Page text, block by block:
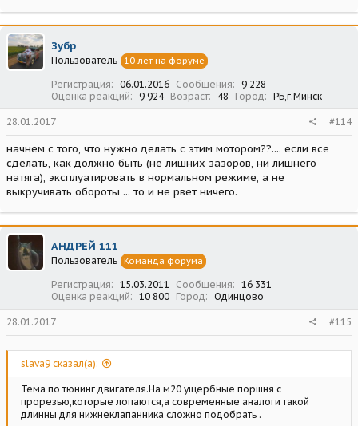
Зубр
Пользователь 10 лет на форуме
Регистрация 06.01.2016 Сообщения
9 228
Оценка реакций
9 924 Возраст 48 Город РБ,г.Минск
28.01.2017 #114
начнем с того, что нужно делать с этим мотором??.... если все
сделать, как должно быть (не лишних зазоров, ни лишнего
натяга), эксплуатировать в нормальном режиме, а не
выкручивать обороты ... то и не рвет ничего.
АНДРЕЙ 111
Пользователь Команда форума
Регистрация 15.03.2011 Сообщения
16 331
Оценка реакций
10 800 Город Одинцово
28.01.2017 #115
slava9 сказал(а):
Тема по тюнинг двигателя.На м20 ущербные поршня с
прорезью,которые лопаются,а современные аналоги такой
длинны для нижнеклапанника сложно подобрать .